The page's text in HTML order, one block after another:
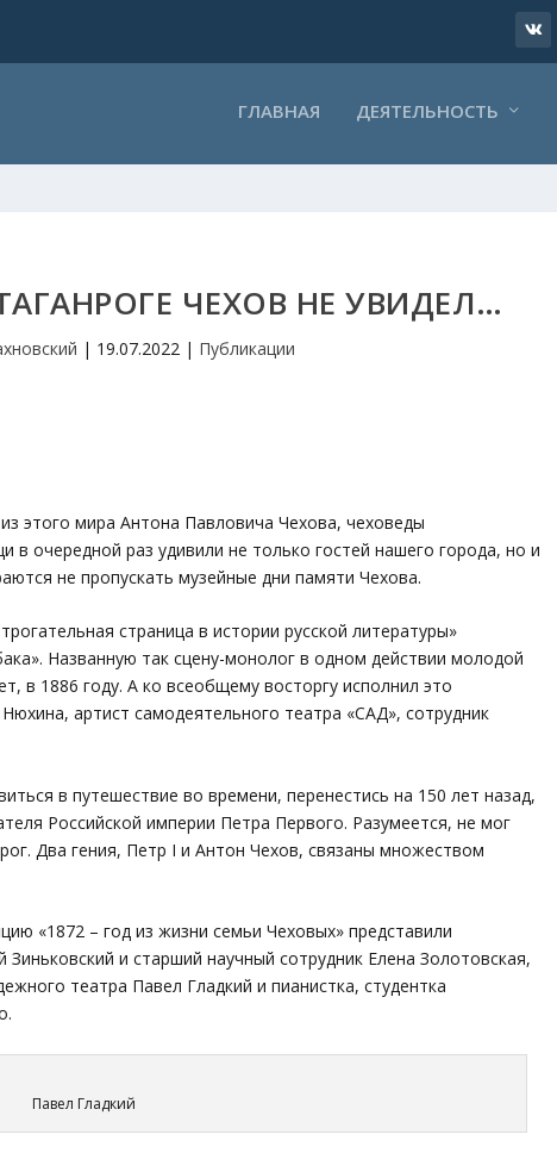
ГЛАВНАЯ ДЕЯТЕЛЬНОСТЬ
ЧЕХОВ НЕ УВИДЕЛ…
| 19.07.2022| Публикации
этого мира Антона Павловича Чехова, чеховеды
в очередной раз удивили не только гостей нашего города, но и
не пропускать музейные дни памяти Чехова.
страница в истории русской литературы»
Названную так сцену-монолог в одном действии молодой
в 1886 году. А ко всеобщему восторгу исполнил это
артист самодеятельного театра «САД», сотрудник
в путешествие во времени, перенестись на 150 лет назад,
Российской империи Петра Первого. Разумеется, не мог
Два гения, Петр I и Антон Чехов, связаны множеством
«1872 – год из жизни семьи Чеховых» представили
и старший научный сотрудник Елена Золотовская,
театра Павел Гладкий и пианистка, студентка
Павел Гладкий